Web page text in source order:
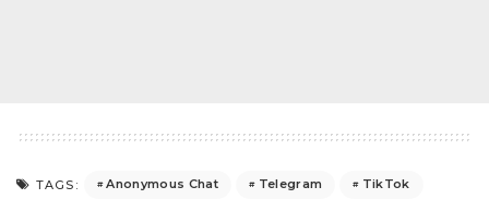
TAGS: Anonymous Chat Telegram TikTok